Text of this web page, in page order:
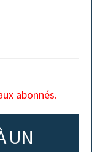
abonnés.
UN